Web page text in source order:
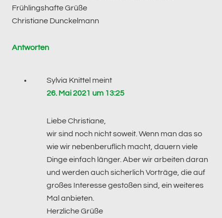
Frühlingshafte Grüße
Christiane Dunckelmann
Antworten
Sylvia Knittel meint
26. Mai 2021 um 13:25
Liebe Christiane,
wir sind noch nicht soweit. Wenn man das so
wie wir nebenberuflich macht, dauern viele
Dinge einfach länger. Aber wir arbeiten daran
und werden auch sicherlich Vorträge, die auf
großes Interesse gestoßen sind, ein weiteres
Mal anbieten.
Herzliche Grüße